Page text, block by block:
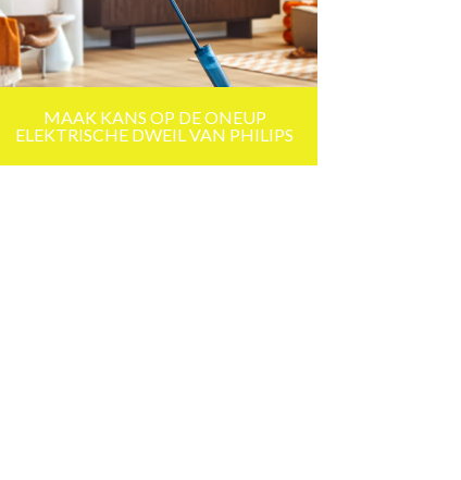
MAAK KANS OP DE ONEUP
ELEKTRISCHE DWEIL VAN PHILIPS